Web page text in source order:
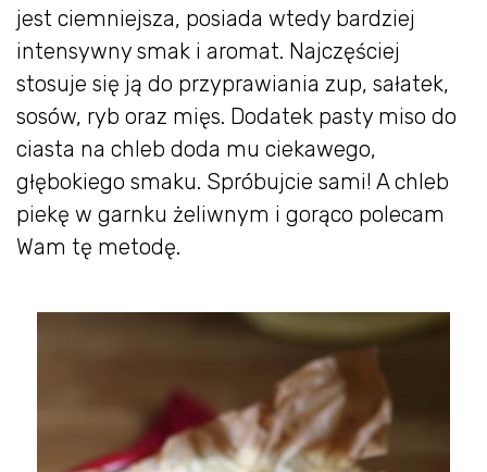
jest ciemniejsza, posiada wtedy bardziej
intensywny smak i aromat. Najczęściej
stosuje się ją do przyprawiania zup, sałatek,
sosów, ryb oraz mięs. Dodatek pasty miso do
ciasta na chleb doda mu ciekawego,
głębokiego smaku. Spróbujcie sami! A chleb
piekę w garnku żeliwnym i gorąco polecam
Wam tę metodę.